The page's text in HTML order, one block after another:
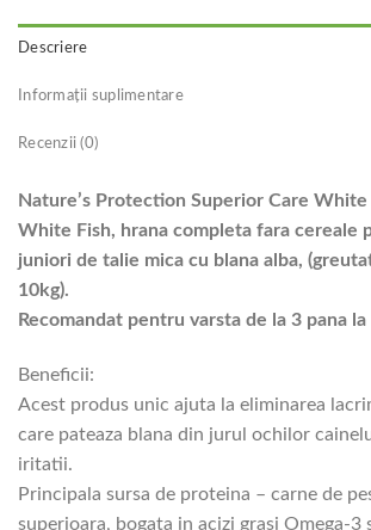
Descriere
Informații suplimentare
Recenzii (0)
Nature’s Protection Superior Care White
White Fish, hrana completa fara cereale
juniori de talie mica cu blana alba,
10kg).
Recomandat pentru varsta de la 3 pana
Beneficii:
Acest produs unic ajuta la eliminarea
care pateaza blana din jurul ochilor
iritatii.
Principala sursa de proteina – carne de
superioara, bogata in acizi grasi Omega-3